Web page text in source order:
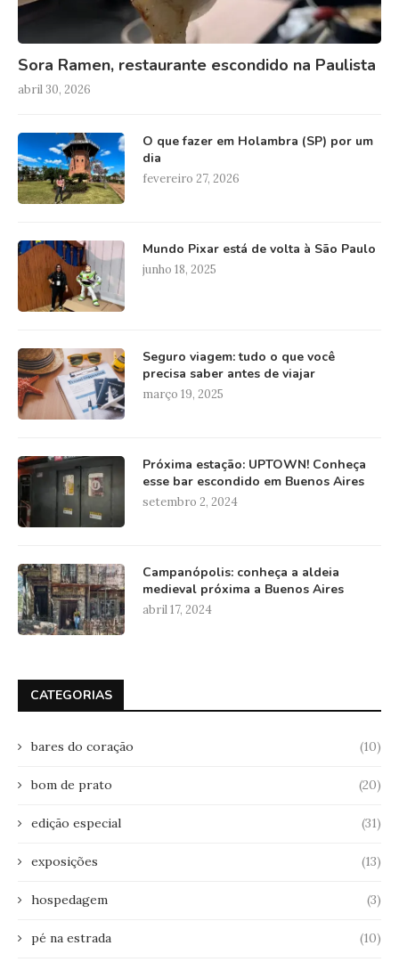
Sora Ramen, restaurante escondido na Paulista
abril 30, 2026
O que fazer em Holambra (SP) por um
dia
fevereiro 27, 2026
Mundo Pixar está de volta à São Paulo
junho 18, 2025
Seguro viagem: tudo o que você
precisa saber antes de viajar
março 19, 2025
Próxima estação: UPTOWN! Conheça
esse bar escondido em Buenos Aires
setembro 2, 2024
Campanópolis: conheça a aldeia
medieval próxima a Buenos Aires
abril 17, 2024
CATEGORIAS
bares do coração (10)
bom de prato (20)
edição especial (31)
exposições (13)
hospedagem (3)
pé na estrada (10)